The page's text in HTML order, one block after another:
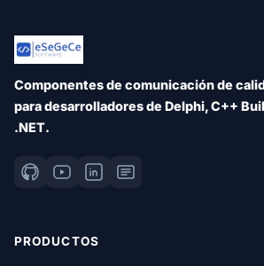
Componentes de comunicación de
para desarrolladores de Delphi, C++
.NET.
PRODUCTOS